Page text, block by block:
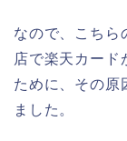
なので、こちら
店で楽天カード
ために、その原
ました。